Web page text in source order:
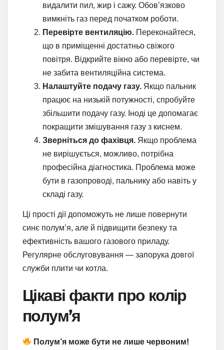
видалити пил, жир і сажу. Обов’язково
вимкніть газ перед початком роботи.
Перевірте вентиляцію. Переконайтеся,
що в приміщенні достатньо свіжого
повітря. Відкрийте вікно або перевірте, чи
не забита вентиляційна система.
Налаштуйте подачу газу. Якщо пальник
працює на низькій потужності, спробуйте
збільшити подачу газу. Іноді це допомагає
покращити змішування газу з киснем.
Зверніться до фахівця. Якщо проблема
не вирішується, можливо, потрібна
професійна діагностика. Проблема може
бути в газопроводі, пальнику або навіть у
складі газу.
Ці прості дії допоможуть не лише повернути
синє полум’я, але й підвищити безпеку та
ефективність вашого газового приладу.
Регулярне обслуговування — запорука довгої
служби плити чи котла.
Цікаві факти про колір
полум’я
Полум’я може бути не лише червоним!